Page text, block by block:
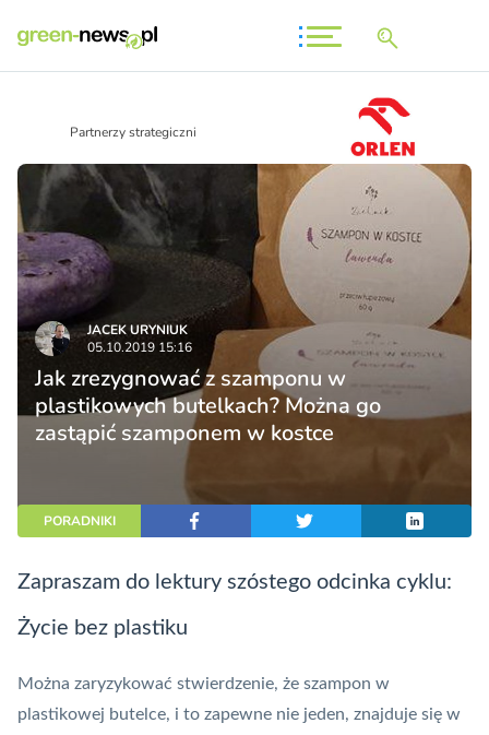
Partnerzy strategiczni
JACEK URYNIUK
05.10.2019 15:16
Jak zrezygnować z szamponu w
plastikowych butelkach? Można go
zastąpić szamponem w kostce
PORADNIKI
Zapraszam do lektury szóstego odcinka cyklu:
Życie bez plastiku
Można zaryzykować stwierdzenie, że szampon w
plastikowej butelce, i to zapewne nie jeden, znajduje się w